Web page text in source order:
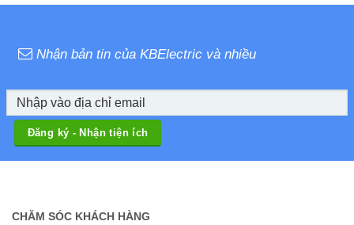
Nhận bản tin của KBElectric và nhiều
CHĂM SÓC KHÁCH HÀNG